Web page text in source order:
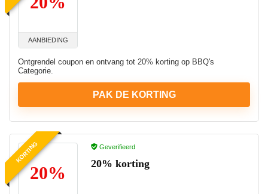
AANBIEDING
Ontgrendel coupon en ontvang tot 20% korting op BBQ's
Categorie.
PAK DE KORTING
KORTING
20%
Geverifieerd
20% korting